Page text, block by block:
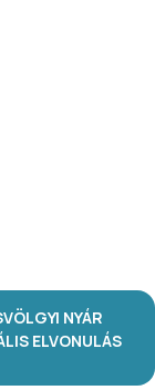
NYÁR
ELVONULÁS